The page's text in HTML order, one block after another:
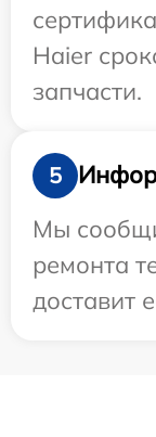
Haier
запчасти.
5
Мы
ремонта
доставит